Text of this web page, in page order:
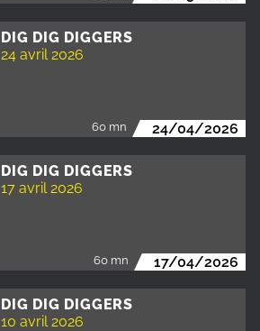
DIG DIG DIGGERS
24 avril 2026
60 mn 24/04/2026
DIG DIG DIGGERS
17 avril 2026
60 mn 17/04/2026
DIG DIG DIGGERS
10 avril 2026